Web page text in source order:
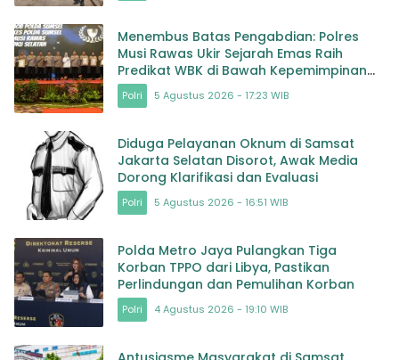
Menembus Batas Pengabdian: Polres
Musi Rawas Ukir Sejarah Emas Raih
Predikat WBK di Bawah Kepemimpinan
AKBP Agung Adhitya Prananta
Polri 5 Agustus 2026 - 17:23 WIB
Diduga Pelayanan Oknum di Samsat
Jakarta Selatan Disorot, Awak Media
Dorong Klarifikasi dan Evaluasi
Polri 5 Agustus 2026 - 16:51 WIB
Polda Metro Jaya Pulangkan Tiga
Korban TPPO dari Libya, Pastikan
Perlindungan dan Pemulihan Korban
Polri 4 Agustus 2026 - 19:10 WIB